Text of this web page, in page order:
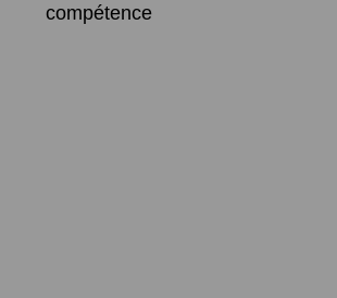
compétence